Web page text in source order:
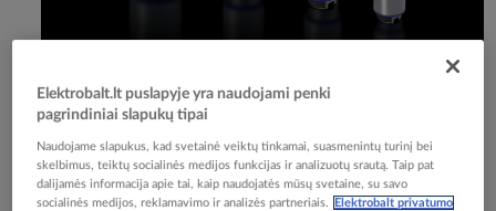
Skip
the
beginning
Reali prekė gali skirtis nuo pavaizduotos nuotraukoje
Sandariklis M16x1.5 IP68 D5-10mm nerūdijančio
plieno HD 2410.011 [pak. po 5 vnt.] - RITTAL
Elektrobalt.lt puslapyje yra naudojami penki
pagrindiniai slapukų tipai
Naudojame slapukus, kad svetainė veiktų tinkamai, suasmenintų turinį bei
skelbimus, teiktų socialinės medijos funkcijas ir analizuotų srautą. Taip pat
dalijamės informacija apie tai, kaip naudojatės mūsų svetaine, su savo
socialinės medijos, reklamavimo ir analizės partneriais.
Elektrobalt privatumo